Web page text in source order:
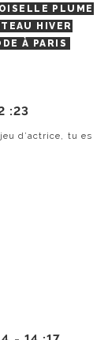
PLUME
HIVER
À PARIS
:23
d’actrice, tu es